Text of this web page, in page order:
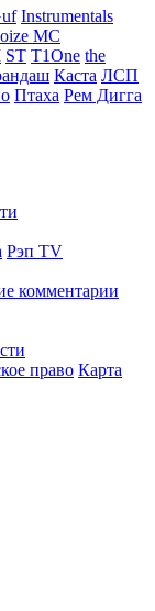
Instrumentals
MC
ST T1One the
Каста ЛСП
Птаха Рем Дигга
Рэп TV
комментарии
право Карта